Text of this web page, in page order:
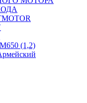
(1,2)